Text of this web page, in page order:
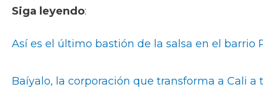
Siga leyendo:
Así es el último bastión de la salsa en el barrio
Baíyalo, la corporación que transforma a Cali a